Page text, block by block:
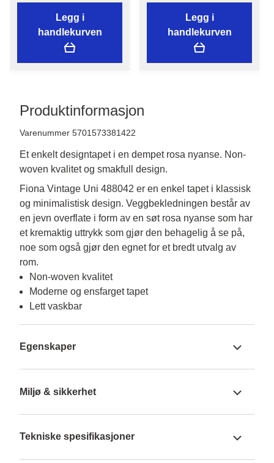
Legg i
handlekurven
Legg i
handlekurven
Produktinformasjon
Varenummer 5701573381422
Et enkelt designtapet i en dempet rosa nyanse. Non-
woven kvalitet og smakfull design.
Fiona Vintage Uni 488042 er en enkel tapet i klassisk
og minimalistisk design. Veggbekledningen består av
en jevn overflate i form av en søt rosa nyanse som har
et kremaktig uttrykk som gjør den behagelig å se på,
noe som også gjør den egnet for et bredt utvalg av
rom.
Non-woven kvalitet
Moderne og ensfarget tapet
Lett vaskbar
Egenskaper
Miljø & sikkerhet
Tekniske spesifikasjoner